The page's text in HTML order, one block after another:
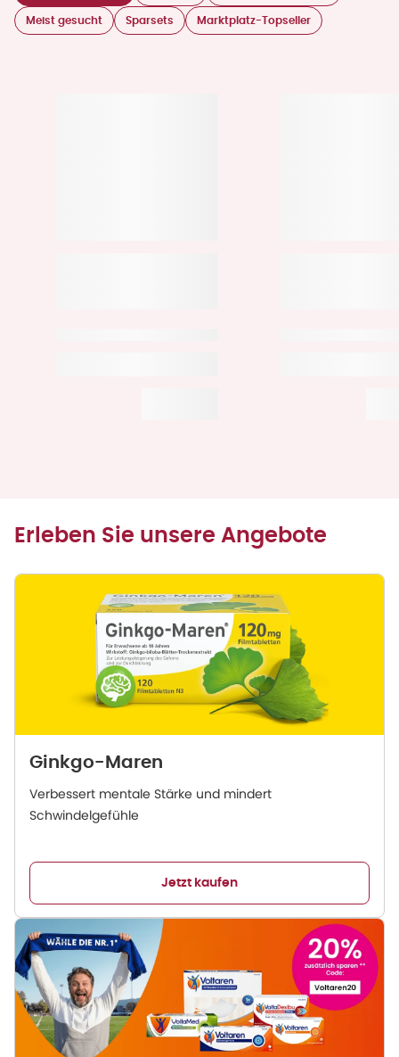
Meist gesucht Sparsets Marktplatz-Topseller
Erleben Sie unsere Angebote
Ginkgo-Maren
Verbessert mentale Stärke und mindert
Schwindelgefühle
Jetzt kaufen